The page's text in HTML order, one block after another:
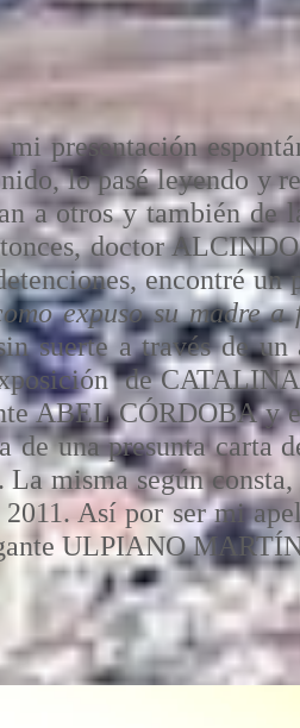
presentación
lo pasé leyendo y
a otros y también
doctor
encontré un
expuso su madre a
suerte a través de un
de
ABEL CÓRDOBA y
una presunta carta
misma según consta,
2011. Así por ser mi
ULPIANO